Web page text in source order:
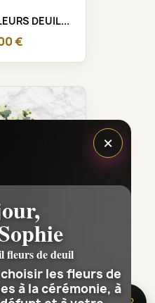
DEUIL...
€
DEUIL...
×
fleurs de deuil
les fleurs de
à la cérémonie, à